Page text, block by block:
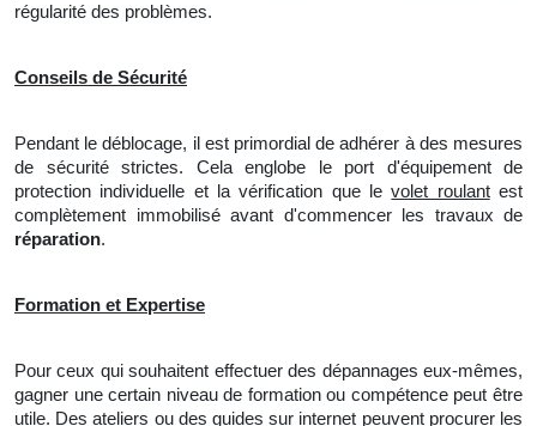
régularité des problèmes.
Conseils de Sécurité
Pendant le déblocage, il est primordial de adhérer à des mesures
de sécurité strictes. Cela englobe le port d'équipement de
protection individuelle et la vérification que levolet roulantest
complètement immobilisé avant d'commencer les travaux de
réparation.
Formation et Expertise
Pour ceux qui souhaitent effectuer des dépannages eux-mêmes,
gagner une certain niveau de formation ou compétence peut être
utile. Des ateliers ou des guides sur internet peuvent procurer les